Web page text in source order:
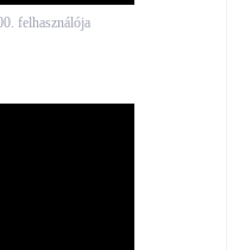
felhasználója